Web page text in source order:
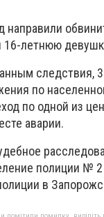
направили
16-летнюю
следствия,
по
по одной из
аварии.
полиции № 2
в